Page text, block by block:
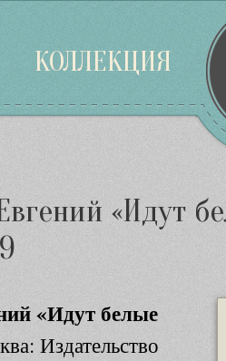
КОЛЛЕКЦИЯ
«Идут
«Идут белые
Издательство